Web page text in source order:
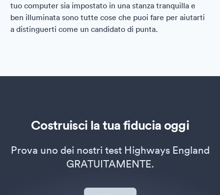
tuo computer sia impostato in una stanza tranquilla e
ben illuminata sono tutte cose che puoi fare per aiutarti
a distinguerti come un candidato di punta.
Costruisci la tua fiducia oggi
Prova uno dei nostri test Highways England
GRATUITAMENTE.